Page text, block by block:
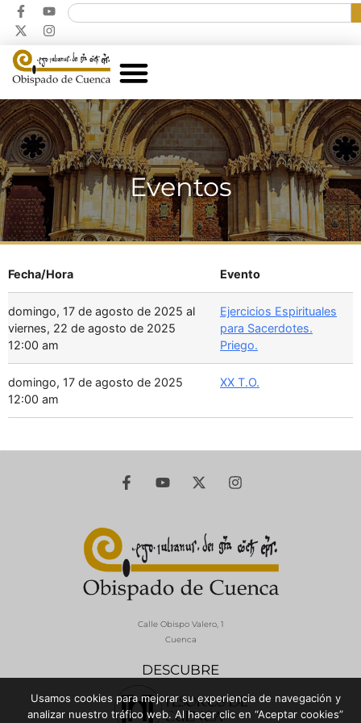
Eventos
Fecha/Hora Evento
domingo, 17 de agosto de 2025 al
viernes, 22 de agosto de 2025
12:00 am
Ejercicios Espirituales
para Sacerdotes.
Priego.
domingo, 17 de agosto de 2025
12:00 am
XX T.O.
DESCUBRE
Calle Obispo Valero, 1
Cuenca
Usamos cookies para mejorar su experiencia de navegación y
analizar nuestro tráfico web. Al hacer clic en “Aceptar cookies”